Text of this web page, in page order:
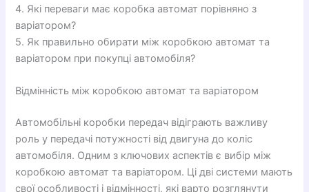
4. Які переваги має коробка автомат порівняно з
варіатором?
5. Як правильно обирати між коробкою автомат та
варіатором при покупці автомобіля?
Відмінність між коробкою автомат та варіатором
Автомобільні коробки передач відіграють важливу
роль у передачі потужності від двигуна до коліс
автомобіля. Одним з ключових аспектів є вибір між
коробкою автомат та варіатором. Ці дві системи мають
свої особливості і відмінності, які варто розглянути